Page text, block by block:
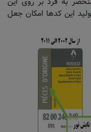
این کدها امکان جعل